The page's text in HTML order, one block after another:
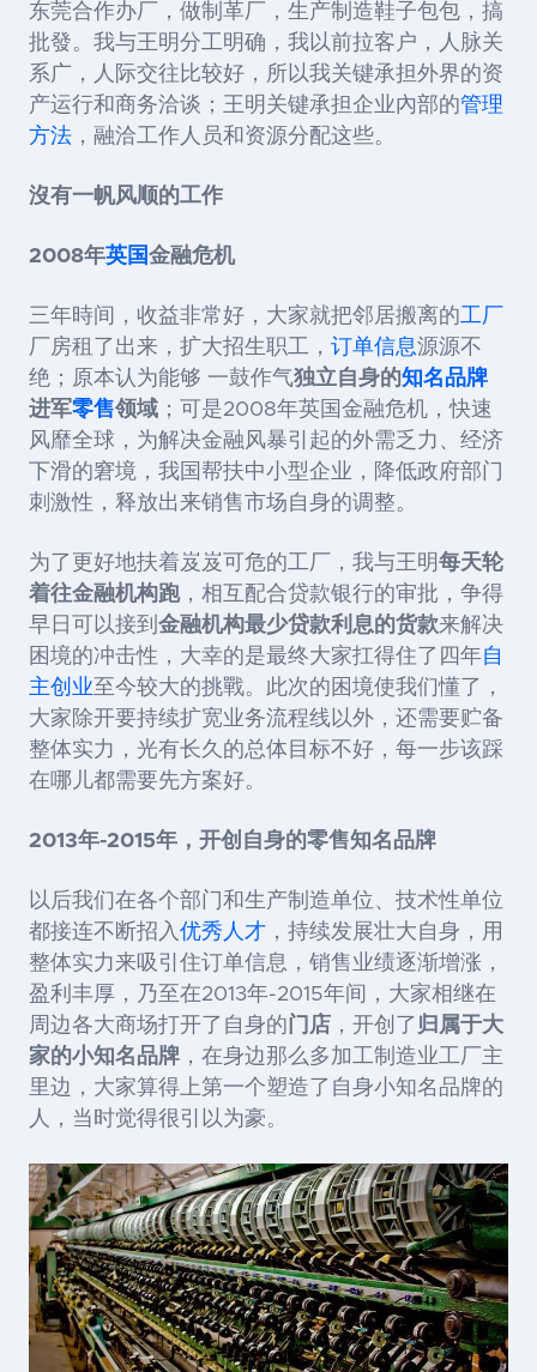
东莞合作办厂，做制革厂，生产制造鞋子包包，搞
批發。我与王明分工明确，我以前拉客户，人脉关
系广，人际交往比较好，所以我关键承担外界的资
产运行和商务洽谈；王明关键承担企业內部的管理
方法 ，融洽工作人员和资源分配这些。
沒有一帆风顺的工作
2008年英国金融危机
三年時间，收益非常好，大家就把邻居搬离的工厂
厂房租了出来，扩大招生职工， 订单信息源源不
绝；原本认为能够 一鼓作气独立自身的知名品牌
进军零售领域 ；可是2008年英国金融危机，快速
风靡全球，为解决金融风暴引起的外需乏力、经济
下滑的窘境，我国帮扶中小型企业，降低政府部门
刺激性，释放出来销售市场自身的调整。
为了更好地扶着岌岌可危的工厂，我与王明每天轮
着往金融机构跑，相互配合贷款银行的审批，争得
早日可以接到 金融机构最少贷款利息的货款来解决
困境的冲击性，大幸的是最终大家扛得住了四年自
主创业至今较大的挑戰。此次的困境使我们懂了，
大家除开要持续扩宽业务流程线以外，还需要贮备
整体实力，光有长久的总体目标不好，每一步该踩
在哪儿都需要先方案好。
2013年-2015年，开创自身的零售知名品牌
以后我们在各个部门和生产制造单位、技术性单位
都接连不断招入优秀人才 ，持续发展壮大自身，用
整体实力来吸引住订单信息，销售业绩逐渐增涨，
盈利丰厚，乃至在2013年-2015年间，大家相继在
周边各大商场打开了自身的
门店 ，开创了 归属于大
家的小知名品牌 ，在身边那么多加工制造业工厂主
里边，大家算得上第一个塑造了自身小知名品牌的
人，当时觉得很引以为豪。